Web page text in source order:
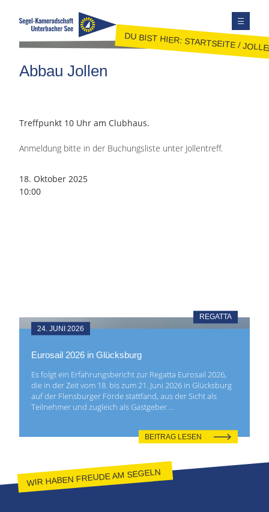
JOLLENSEGELN
KONTAKT
SEITE DURCHSUCHEN
DU BIST HIER:STARTSEITE/
Abbau Jollen
Treffpunkt 10 Uhr am Clubhaus.
Anmeldung bitte in der Buchungsliste unter Jollentreff.
18. Oktober 2025
10:00
REGATTA
24. JUNI 2026
Eurosail 2026 in Glücksburg
Es folgt ein Erfahrungsbericht zur Regatta Eurosail 2026,
die in der Zeit vom 18. bis zum 21. Juni 2026 in Glücksburg
auf der Flensburger Förde stattfand, aus der Sicht als
Teilnehmer und zugleich als Gastgeber …
BEITRAG LESEN
WIR HABEN FREUDE AM SEGELN